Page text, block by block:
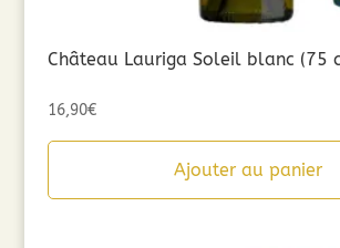
Château Lauriga Soleil blanc (75
16,90€
Ajouter au panier